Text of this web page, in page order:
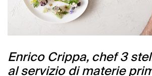
Enrico Crippa, chef 3
al servizio di materie